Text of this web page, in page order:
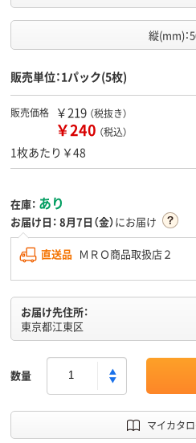
縦(mm)：
販売単位：1パック(5枚)
販売価格 ￥219 （税抜き）
￥240 （税込）
1枚あたり￥48
在庫： あり
お届け日： 8月7日（金）にお届け
直送品 ＭＲＯ商品取扱店２
お届け先住所：
東京都江東区
数量
マイカタ